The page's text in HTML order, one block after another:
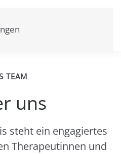
TEAM
uns
steht ein engagiertes
Therapeutinnen und